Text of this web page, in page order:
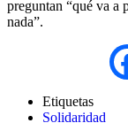
preguntan “qué va a
nada”.
Etiquetas
Solidaridad